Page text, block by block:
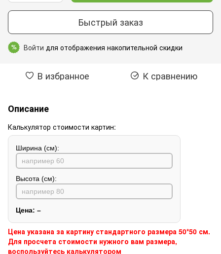
Быстрый заказ
% Войти для отображения накопительной скидки
В избранное К сравнению
Описание
Калькулятор стоимости картин:
Ширина (см):
Высота (см):
Цена: –
Цена указана за картину стандартного размера 50*50 см.
Для просчета стоимости нужного вам размера,
воспользуйтесь калькулятором